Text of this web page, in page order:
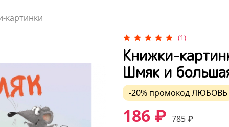
картинки
(1)
Книжки-
Шмяк и
-20% промокодЛЮБОВЬ
186 ₽ 785 ₽